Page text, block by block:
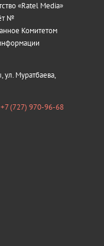
«Ratel Media»
№
Комитетом
ул. Муратбаева,
+7 (727) 970-96-68